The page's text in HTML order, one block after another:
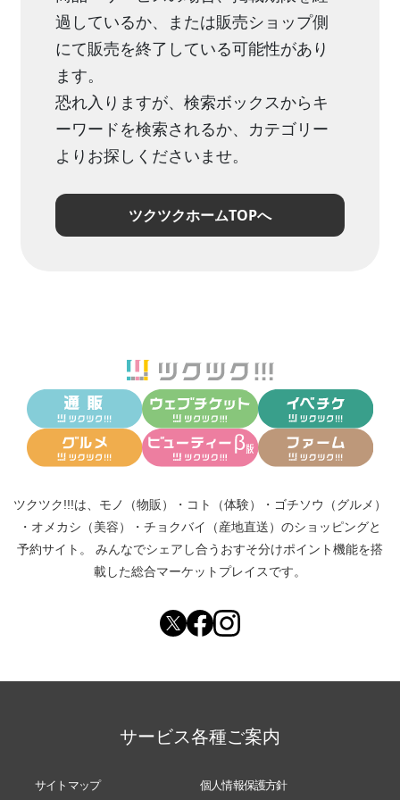
過しているか、または販売ショップ側
にて販売を終了している可能性があり
ます。
恐れ入りますが、検索ボックスからキ
ーワードを検索されるか、カテゴリー
よりお探しくださいませ。
ツクツクホームTOPへ
ツクツク!!!は、 モノ（物販） ・ コト（体験） ・ ゴチソウ（グルメ）
・ オメカシ（美容） ・ チョクバイ（産地直送） のショッピングと
予約サイト。
みんなでシェアし合う おすそ分けポイント機能を搭
載した総合マーケットプレイスです。
サービス各種ご案内
サイトマップ 個人情報保護方針